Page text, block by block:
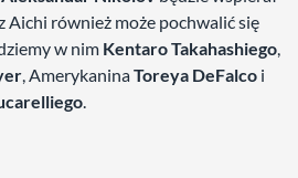
Aichi również może pochwalić się
w nim Kentaro Takahashiego,
, AmerykaninaToreya DeFalco i
.